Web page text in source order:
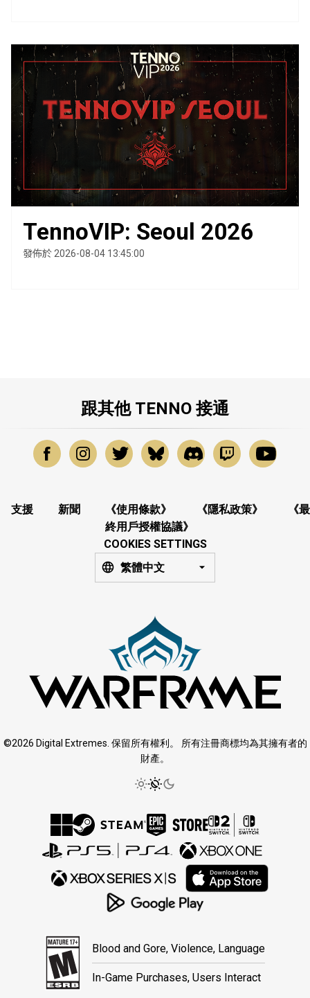
TennoVIP: Seoul 2026
發佈於 2026-08-04 13:45:00
跟其他 TENNO 接通
支援 新聞 《使用條款》 《隱私政策》
《最
終用戶授權協議》
COOKIES SETTINGS
繁體中文
©2026 Digital Extremes. 保留所有權利。 所有注冊商標均為其擁有者的
財產。
Blood and Gore, Violence, Language
In-Game Purchases, Users Interact